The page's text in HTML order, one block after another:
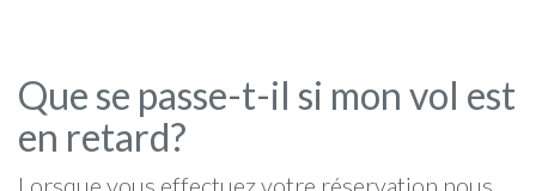
Que se passe-t-il si mon vol est
en retard?